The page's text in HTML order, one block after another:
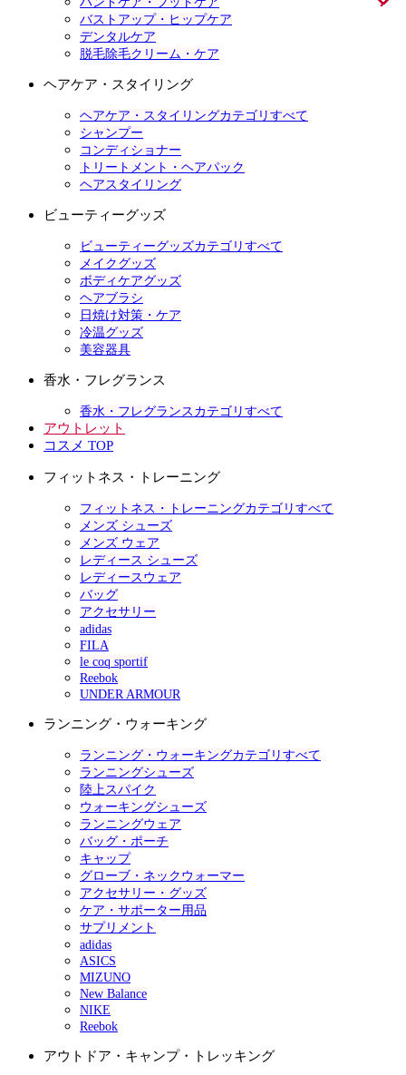
バストアップ・ヒップケア
デンタルケア
脱毛除毛クリーム・ケア
ヘアケア・スタイリング
ヘアケア・スタイリングカテゴリすべて
シャンプー
コンディショナー
トリートメント・ヘアパック
ヘアスタイリング
ビューティーグッズ
ビューティーグッズカテゴリすべて
メイクグッズ
ボディケアグッズ
ヘアブラシ
日焼け対策・ケア
冷温グッズ
美容器具
香水・フレグランス
香水・フレグランスカテゴリすべて
アウトレット
コスメ TOP
フィットネス・トレーニング
フィットネス・トレーニングカテゴリすべて
メンズ シューズ
メンズ ウェア
レディース シューズ
レディースウェア
バッグ
アクセサリー
adidas
FILA
le coq sportif
Reebok
UNDER ARMOUR
ランニング・ウォーキング
ランニング・ウォーキングカテゴリすべて
ランニングシューズ
陸上スパイク
ウォーキングシューズ
ランニングウェア
バッグ・ポーチ
キャップ
グローブ・ネックウォーマー
アクセサリー・グッズ
ケア・サポーター用品
サプリメント
adidas
ASICS
MIZUNO
New Balance
NIKE
Reebok
アウトドア・キャンプ・トレッキング